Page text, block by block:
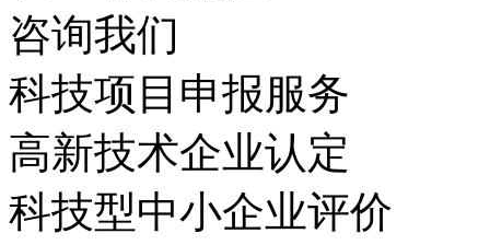
咨询我们
科技项目申报服务
高新技术企业认定
科技型中小企业评价